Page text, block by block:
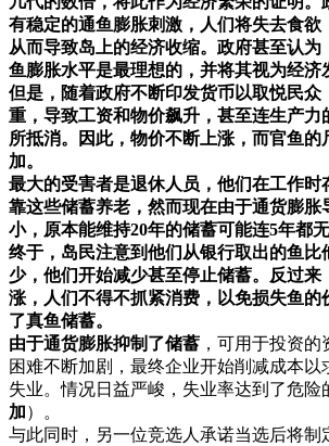
有稳定的通鱼膨胀刺激，人们将失去食欲
从而导致岛上的经济收缩。政府甚至认为
鱼膨胀水平是最理想的，并将其视为经济
但是，随着政府不断印发货币以取悦民众
重，导致工资和物价飙升，甚至连生产力
所抵消。因此，物价不断上涨，而官鱼的
加。
最大的受害者是退休人员，他们在工作时
靠这些储蓄养老，然而现在由于通货膨胀
小，原本能维持20年的储蓄可能连5年都无
终于，岛民注意到他们从银行取出的鱼比
少，他们开始减少甚至停止储蓄。反过来
涨，人们不得不抓紧消费，以免损失鱼的
了真鱼储蓄。
由于通货膨胀抑制了储蓄 ，可用于投资
困难不断加剧，最终企业开始削减成本以
失业。情况日益严峻，失业率达到了危险
加）。
与此同时，另一位竞选人承诺当选后将制